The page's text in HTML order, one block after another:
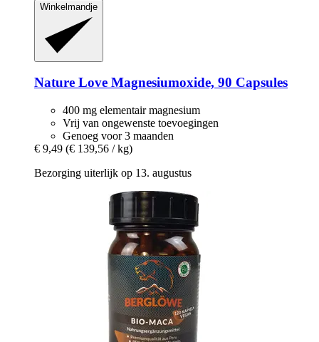
Winkelmandje
Nature Love Magnesiumoxide, 90 Capsules
400 mg elementair magnesium
Vrij van ongewenste toevoegingen
Genoeg voor 3 maanden
€ 9,49 (€ 139,56 / kg)
Bezorging uiterlijk op 13. augustus